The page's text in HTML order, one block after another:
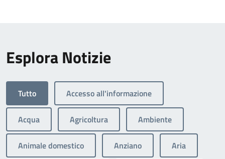
Esplora Notizie
Tutto Accesso all'informazione
Acqua Agricoltura Ambiente
Animale domestico Anziano Aria